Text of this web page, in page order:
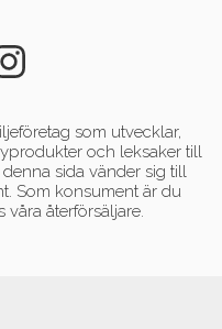
som utvecklar,
och leksaker till
sida vänder sig till
Som konsument är du
återförsäljare.